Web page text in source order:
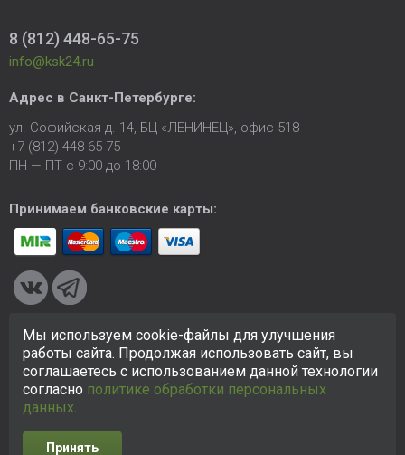
8 (812) 448-65-75
info@ksk24.ru
Адрес в Санкт-Петербурге:
ул. Софийская д. 14, БЦ «ЛЕНИНЕЦ», офис 518
+7 (812) 448-65-75
ПН — ПТ с 9:00 до 18:00
Принимаем банковские карты:
© 2005-2026 ООО «КСК». Сайтhttps://ksk24.ruсоздан
исключительно в информационных целях и любая информация
на сайте не является публичной офертой.Политика в
отношении персональных данных
Мы используем cookie-файлы для улучшения
работы сайта. Продолжая использовать сайт, вы
соглашаетесь с использованием данной технологии
согласно политике обработки персональных
данных.
Принять